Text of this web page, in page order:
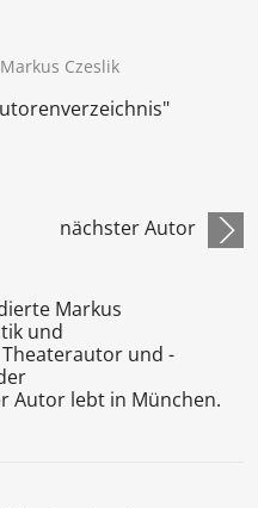
Czeslik
nächster Autor
Markus
und
und -
Autor lebt in München.